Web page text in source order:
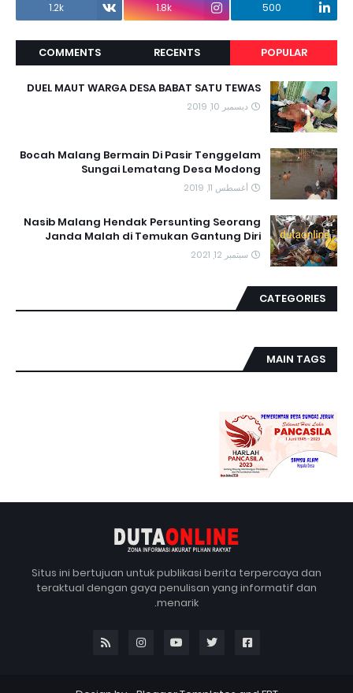
500
1.8k
1.2k
POPULAR
RECENTS
COMMENTS
DUEL MAUT WARGA DESA BABAT SATU TEWAS
ديسمبر 10, 2019
Bocah Malang Bermain Di Pasir Tenggelam
Sungai Lematang Desa Modong
أغسطس 11, 2019
Nasib Malang Hendak Persunting Seorang
Janda Malah di Temukan Gantung Diri
سبتمبر 12, 2021
CATEGORIES
MAIN TAGS
Situs ini bertujuan untuk publikasi berita terpercaya dan
teraktual dengan gaya penulisan yang informatif dan
menarik.